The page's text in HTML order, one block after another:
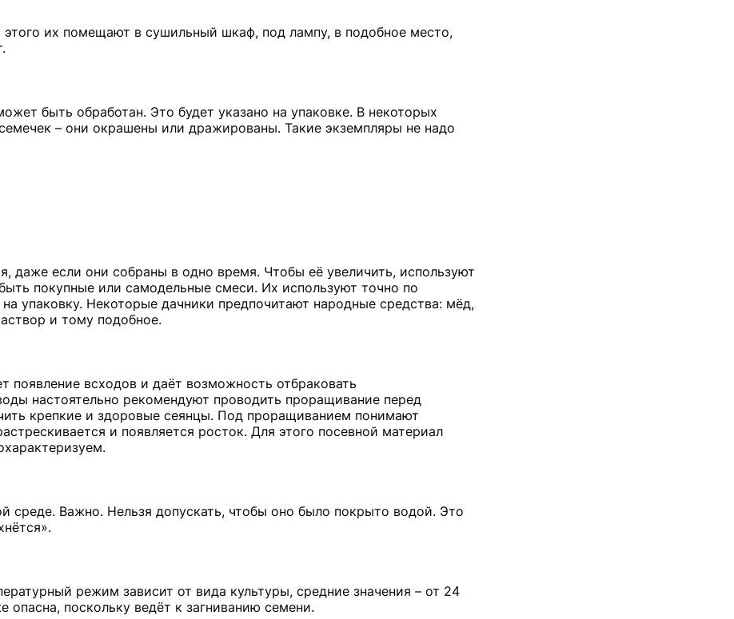
их помещают в сушильный шкаф, под лампу, в подобное место,
быть обработан. Это будет указано на упаковке. В некоторых
– они окрашены или дражированы. Такие экземпляры не надо
даже если они собраны в одно время. Чтобы её увеличить, используют
покупные или самодельные смеси. Их используют точно по
упаковку. Некоторые дачники предпочитают народные средства: мёд,
и тому подобное.
всходов и даёт возможность отбраковать
настоятельно рекомендуют проводить проращивание перед
крепкие и здоровые сеянцы. Под проращиванием понимают
и появляется росток. Для этого посевной материал
среде. Важно. Нельзя допускать, чтобы оно было покрыто водой. Это
режим зависит от вида культуры, средние значения – от 24
поскольку ведёт к загниванию семени.